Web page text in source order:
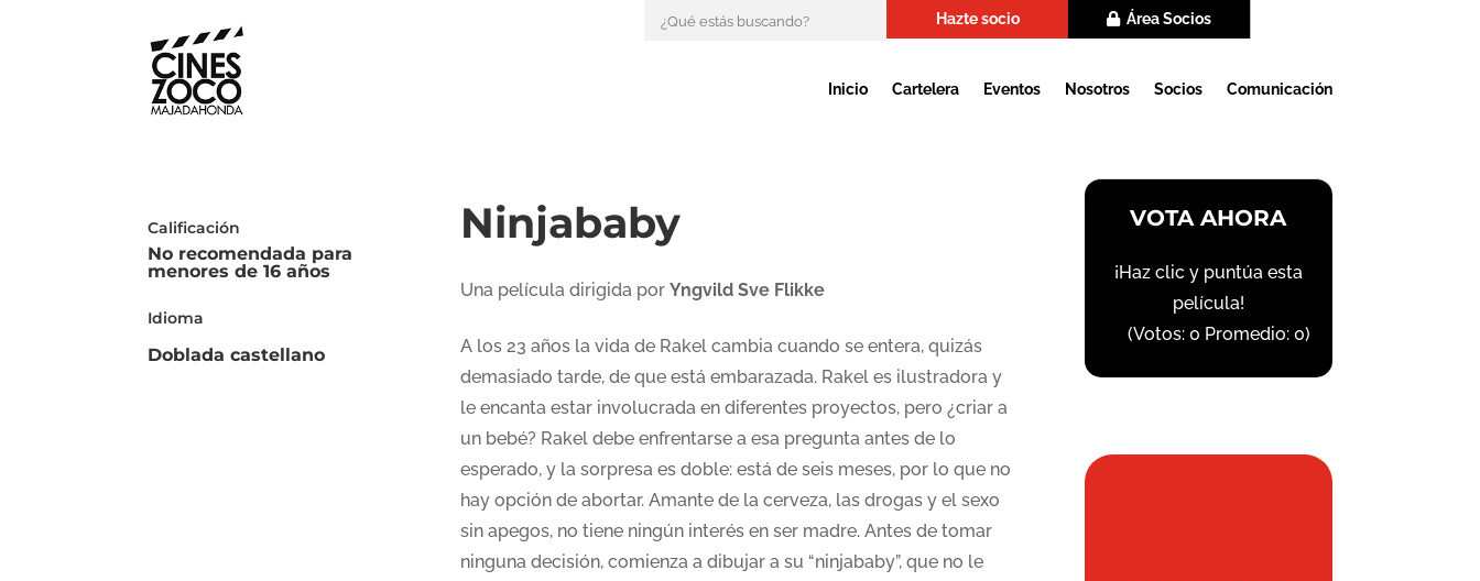
Hazte socio Área Socios
Inicio Cartelera Eventos Nosotros Socios Comunicación
Calificación
No recomendada para
menores de 16 años
Idioma
Doblada castellano
Ninjababy
Una película dirigida por Yngvild Sve Flikke
A los 23 años la vida de Rakel cambia cuando se entera, quizás
demasiado tarde, de que está embarazada. Rakel es ilustradora y
le encanta estar involucrada en diferentes proyectos, pero ¿criar a
un bebé? Rakel debe enfrentarse a esa pregunta antes de lo
esperado, y la sorpresa es doble: está de seis meses, por lo que no
hay opción de abortar. Amante de la cerveza, las drogas y el sexo
sin apegos, no tiene ningún interés en ser madre. Antes de tomar
ninguna decisión, comienza a dibujar a su “ninjababy”, que no le
VOTA AHORA
¡Haz clic y puntúa esta
película!
(Votos:0 Promedio:0)